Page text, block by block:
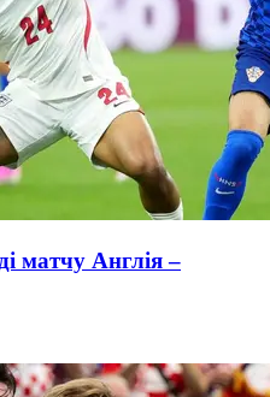
матчу Англія –